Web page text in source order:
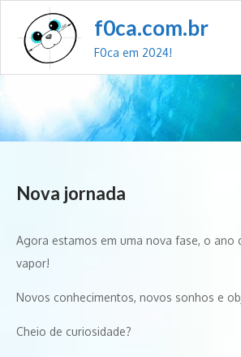
content
f0ca.com.br
F0ca em 2024!
Nova jornada
Agora estamos em uma nova fase, o ano
vapor!
Novos conhecimentos, novos sonhos e
Cheio de curiosidade?